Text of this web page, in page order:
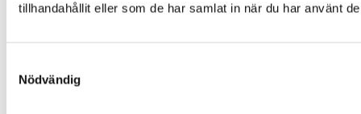
tillhandahållit eller som de har samlat in när du har använt
Nödvändig